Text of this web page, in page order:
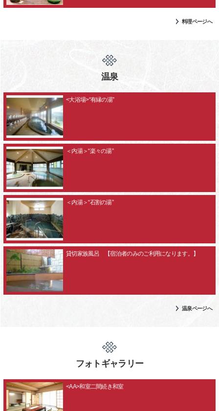
料理ページへ
温泉
<大浴場>“有縁の湯”
＜内湯＞“楽々の湯”
＜内湯＞“石割の湯”
貸切家族風呂 【宿泊者のみのご利用になります。】
温泉ページへ
フォトギャラリー
<AA>和室二間続き和室